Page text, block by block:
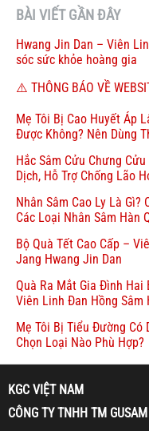
BÀI VIẾT GẦN ĐÂY
Hwang Jin Dan – Viên
sóc sức khỏe hoàng gia
⚠️ THÔNG BÁO VỀ
Mẹ Tôi Bị Cao Huyết Áp
Được Không? Nên Dùng
Hắc Sâm Cửu Chưng
Dịch, Hỗ Trợ Chống Lão
Nhân Sâm Cao Ly Là Gì?
Các Loại Nhân Sâm Hàn
Bộ Quà Tết Cao Cấp –
Jang Hwang Jin Dan
Quà Ra Mắt Gia Đình Hai
Viên Linh Đan Hồng Sâm
Mẹ Tôi Bị Tiểu Đường Có
Chọn Loại Nào Phù Hợp?
KGC VIỆT NAM
CÔNG TY TNHH TM